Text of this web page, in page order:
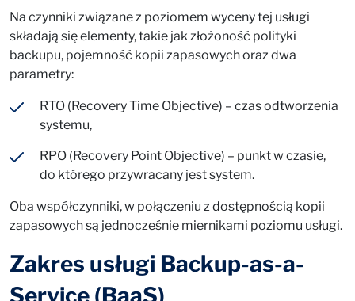
Na czynniki związane z poziomem wyceny tej usługi
składają się elementy, takie jak złożoność polityki
backupu, pojemność kopii zapasowych oraz dwa
parametry:
RTO (Recovery Time Objective) – czas odtworzenia
systemu,
RPO (Recovery Point Objective) – punkt w czasie,
do którego przywracany jest system.
Oba współczynniki, w połączeniu z dostępnością kopii
zapasowych są jednocześnie miernikami poziomu usługi.
Zakres usługi Backup-as-a-
Service (BaaS)